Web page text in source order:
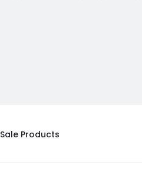
Sale Products